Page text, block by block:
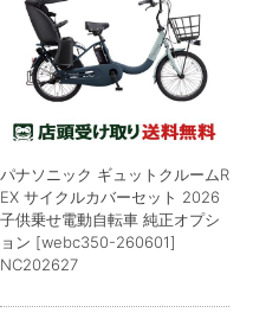
パナソニック ギュットクルームR
EX サイクルカバーセット 2026
子供乗せ電動自転車 純正オプシ
ョン [webc350-260601]
NC202627